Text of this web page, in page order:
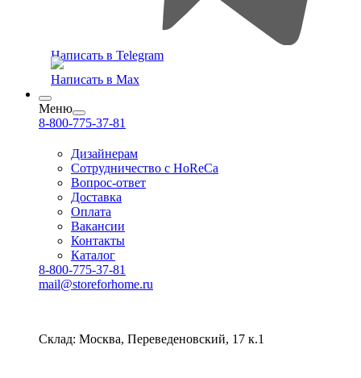
Написать в Telegram
Написать в Max
Меню
8-800-775-37-81
Дизайнерам
Сотрудничество с HoReCa
Вопрос-ответ
Доставка
Оплата
Вакансии
Контакты
Каталог
8-800-775-37-81
mail@storeforhome.ru
Склад: Москва, Переведеновский, 17 к.1